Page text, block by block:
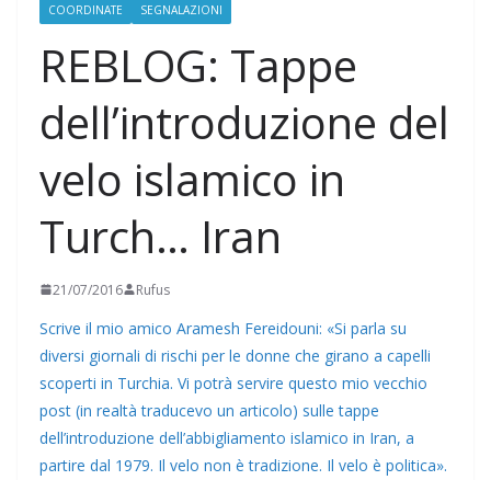
COORDINATE SEGNALAZIONI
REBLOG: Tappe
dell’introduzione del
velo islamico in
Turch… Iran
21/07/2016 Rufus
Scrive il mio amico Aramesh Fereidouni: «Si parla su
diversi giornali di rischi per le donne che girano a capelli
scoperti in Turchia. Vi potrà servire questo mio vecchio
post (in realtà traducevo un articolo) sulle tappe
dell’introduzione dell’abbigliamento islamico in Iran, a
partire dal 1979. Il velo non è tradizione. Il velo è politica».